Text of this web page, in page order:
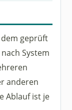
geprüft
System
anderen
Ablauf ist je